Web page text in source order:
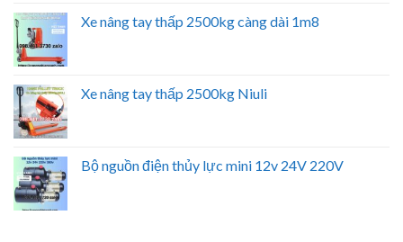
Xe nâng tay thấp 2500kg càng dài 1m8
Xe nâng tay thấp 2500kg Niuli
Bộ nguồn điện thủy lực mini 12v 24V 220V